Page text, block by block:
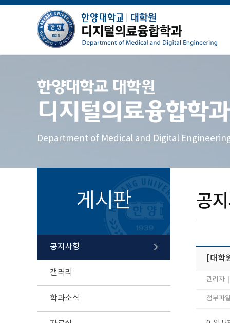
한양대학교 대학원
디지털의료융합학과
Department of Medical and Digital
게시판
공지사항
갤러리
학과소식
공
[대학
관리자
첨부파